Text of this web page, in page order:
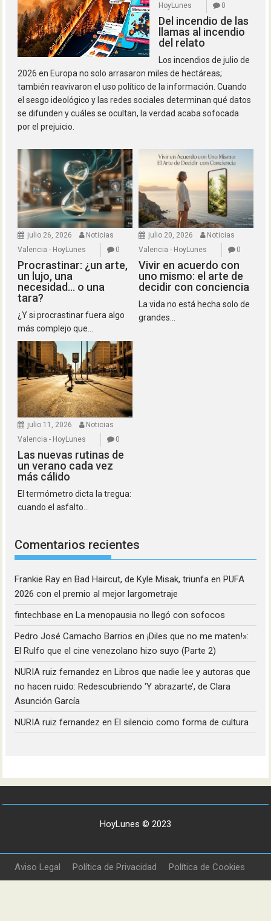
HoyLunes
0
Del incendio de las
llamas al incendio
del relato
Los incendios de julio de
2026 en Europa no solo arrasaron miles de hectáreas;
también reavivaron el uso político de la información. Cuando
el sesgo ideológico y las redes sociales determinan qué datos
se difunden y cuáles se ocultan, la verdad acaba sofocada
por el prejuicio.
julio 26, 2026
Noticias
Valencia - HoyLunes
0
Procrastinar: ¿un arte,
un lujo, una
necesidad… o una
tara?
¿Y si procrastinar fuera algo
más complejo que...
julio 20, 2026
Noticias
Valencia - HoyLunes
0
Vivir en acuerdo con
uno mismo: el arte de
decidir con conciencia
La vida no está hecha solo de
grandes...
julio 11, 2026
Noticias
Valencia - HoyLunes
0
Las nuevas rutinas de
un verano cada vez
más cálido
El termómetro dicta la tregua:
cuando el asfalto...
Comentarios recientes
Frankie Ray enBad Haircut, de Kyle Misak, triunfa en PUFA
2026 con el premio al mejor largometraje
fintechbase enLa menopausia no llegó con sofocos
Pedro José Camacho Barrios en¡Diles que no me maten!»:
El Rulfo que el cine venezolano hizo suyo (Parte 2)
NURIA ruiz fernandez enLibros que nadie lee y autoras que
no hacen ruido: Redescubriendo ‘Y abrazarte’, de Clara
Asunción García
NURIA ruiz fernandez enEl silencio como forma de cultura
HoyLunes © 2023
Aviso Legal Política de Privacidad Política de Cookies